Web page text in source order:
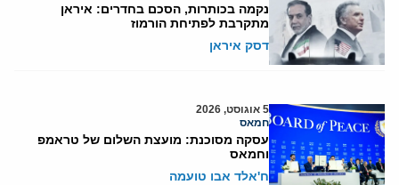
נקמה בכותרות, הסכם בחדרים: איראן
מתקרבת לפתיחת הורמוז
דסק איראן
5 אוגוסט, 2026
חמאס
עסקה מסוכנת: מועצת השלום של טראמפ
וחמאס
ח'אלד אבו טועמה